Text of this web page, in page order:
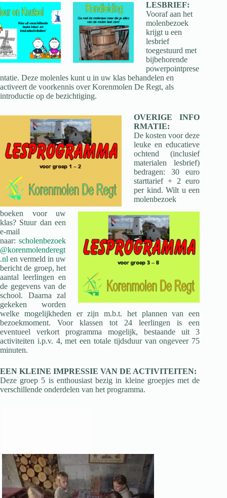
LESBRIEF:
Vooraf aan het
molenbezoek
krijgt u een
lesbrief
toegestuurd met
bijbehorende
powerpointprese
ntatie. Deze molenles kunt u in uw klas behandelen en
activeert de voorkennis over Korenmolen De Regt, als
introductie op de bezichtiging.
OVERIGE INFO
RMATIE:
De kosten voor deze
leuke en educatieve
ochtend (inclusief
materialen lesbrief)
bedragen: 30 euro
starttarief + 2 euro
per kind. Wilt u een
molenbezoek
boeken voor uw
klas? Stuur dan een
e-mail
naar:scholenbezoek
@korenmolenderegt
.nl en vermeld in uw
bericht de groep, het
aantal leerlingen en
de gegevens van de
school. Daarna zal
gekeken worden
welke mogelijkheden er zijn m.b.t. het plannen van een
bezoekmoment. Voor klassen tot 24 leerlingen is een
eventueel verkort programma mogelijk, bestaande uit 3
activiteiten i.p.v. 4, met een totale tijdsduur van ongeveer 75
minuten.
EEN KLEINE IMPRESSIE VAN DE ACTIVITEITEN:
Deze groep 5 is enthousiast bezig in kleine groepjes met de
verschillende onderdelen van het programma.